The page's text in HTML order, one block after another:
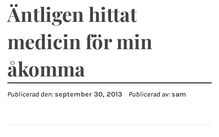
Äntligen hittat
medicin för min
åkomma
Publicerad den:september 30, 2013 Publicerad av:sam